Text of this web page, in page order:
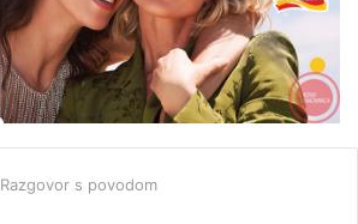
Razgovor s povodom